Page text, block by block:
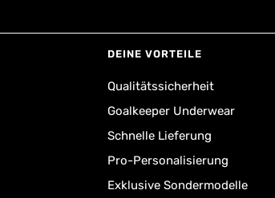
DEINE VORTEILE
Qualitätssicherheit
Goalkeeper Underwear
Schnelle Lieferung
Pro-Personalisierung
Exklusive Sondermodelle